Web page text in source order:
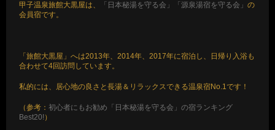
甲子温泉旅館大黒屋は、 「日本秘湯を守る会」 「源泉湯宿を守る会」の
会員宿です。
「旅館大黒屋」へは2013年、2014年、2017年に宿泊し、日帰り入浴も
合わせて4回訪問しています。
私的には、居心地の良さと長湯＆リラックスできる温泉宿No.1です！
（参考：初心者にもお勧め「日本秘湯を守る会」の宿ランキング
Best20! ）